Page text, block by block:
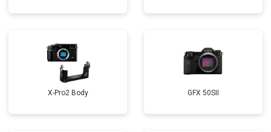
X-Pro2 Body GFX 50SII